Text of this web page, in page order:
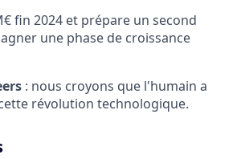
fin 2024 et prépare un second
une phase de croissance
: nous croyons que l'humain a
révolution technologique.